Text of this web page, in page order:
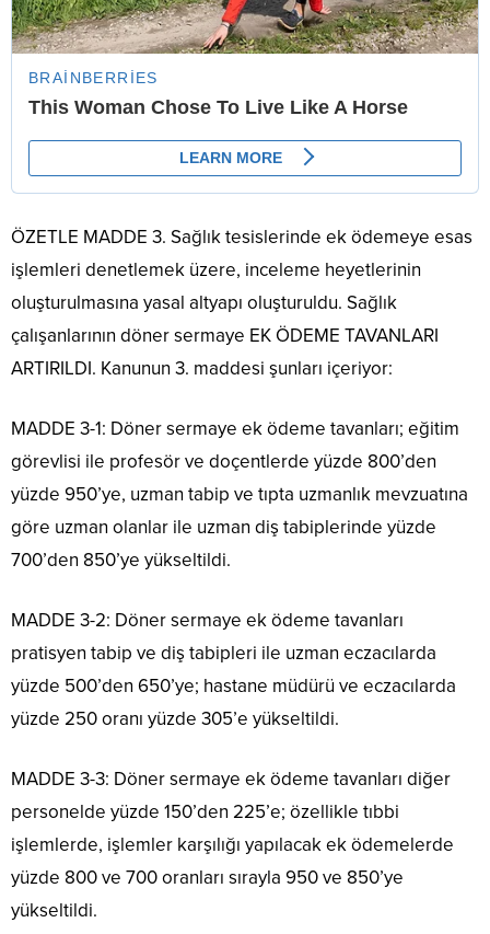
ÖZETLE MADDE 3. Sağlık tesislerinde ek ödemeye esas
işlemleri denetlemek üzere, inceleme heyetlerinin
oluşturulmasına yasal altyapı oluşturuldu. Sağlık
çalışanlarının döner sermaye EK ÖDEME TAVANLARI
ARTIRILDI. Kanunun 3. maddesi şunları içeriyor:
MADDE 3-1: Döner sermaye ek ödeme tavanları; eğitim
görevlisi ile profesör ve doçentlerde yüzde 800’den
yüzde 950’ye, uzman tabip ve tıpta uzmanlık mevzuatına
göre uzman olanlar ile uzman diş tabiplerinde yüzde
700’den 850’ye yükseltildi.
MADDE 3-2: Döner sermaye ek ödeme tavanları
pratisyen tabip ve diş tabipleri ile uzman eczacılarda
yüzde 500’den 650’ye; hastane müdürü ve eczacılarda
yüzde 250 oranı yüzde 305’e yükseltildi.
MADDE 3-3: Döner sermaye ek ödeme tavanları diğer
personelde yüzde 150’den 225’e; özellikle tıbbi
işlemlerde, işlemler karşılığı yapılacak ek ödemelerde
yüzde 800 ve 700 oranları sırayla 950 ve 850’ye
yükseltildi.